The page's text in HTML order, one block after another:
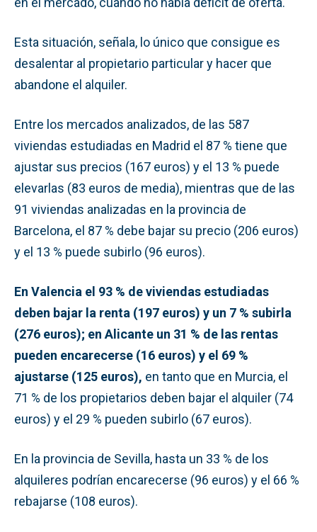
Esta situación, señala, lo único que consigue es
desalentar al propietario particular y hacer que
abandone el alquiler.
Entre los mercados analizados, de las 587
viviendas estudiadas en Madrid el 87 % tiene que
ajustar sus precios (167 euros) y el 13 % puede
elevarlas (83 euros de media), mientras que de las
91 viviendas analizadas en la provincia de
Barcelona, el 87 % debe bajar su precio (206 euros)
y el 13 % puede subirlo (96 euros).
En Valencia el 93 % de viviendas estudiadas
deben bajar la renta (197 euros) y un 7 % subirla
(276 euros); en Alicante un 31 % de las rentas
pueden encarecerse (16 euros) y el 69 %
ajustarse (125 euros), en tanto que en Murcia, el
71 % de los propietarios deben bajar el alquiler (74
euros) y el 29 % pueden subirlo (67 euros).
En la provincia de Sevilla, hasta un 33 % de los
alquileres podrían encarecerse (96 euros) y el 66 %
rebajarse (108 euros).